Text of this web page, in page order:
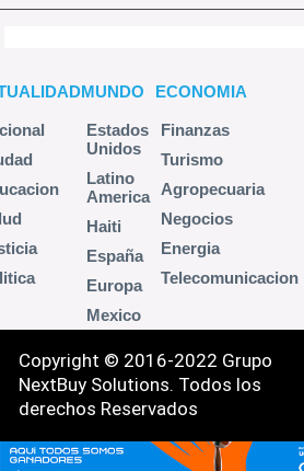
MUNDO
Estados
Unidos
Latino
America
Haiti
España
Europa
Mexico
ECONOMIA
Finanzas
Turismo
Agropecuaria
Negocios
Energia
Telecomunicacion
Copyright © 2016-2022 Grupo
NextBuy Solutions. Todos los
derechos Reservados